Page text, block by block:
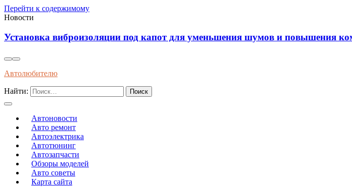
Перейти к содержимому
Новости
Установка виброизоляции под капот для уменьшения шумов и повышения
Автолюбителю
Найти:
Автоновости
Авто ремонт
Автоэлектрика
Автотюнинг
Автозапчасти
Обзоры моделей
Авто советы
Карта сайта